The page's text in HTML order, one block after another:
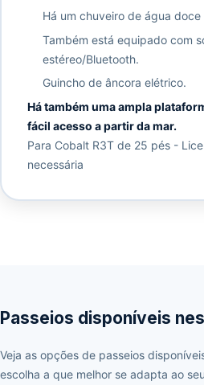
Há um chuveiro de água
Também está equipado com
estéreo/Bluetooth.
Guincho de âncora elétrico.
Há também uma ampla
fácil acesso a partir da mar.
Para Cobalt R3T de 25 pés -
necessária
Passeios disponíveis
Veja as opções de passeios
escolha a que melhor se adapta ao